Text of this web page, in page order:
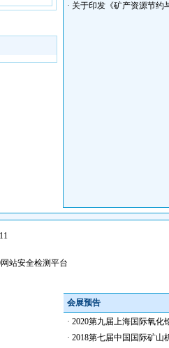
· 关于印发《矿产资源节约
会展预告
· 2020第九届上海国际氧化
· 2018第七届中国国际矿山
网站安全检测平台